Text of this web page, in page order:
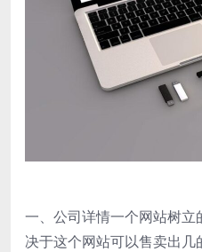
一、公司详情一个网站树
决于这个网站可以售卖出